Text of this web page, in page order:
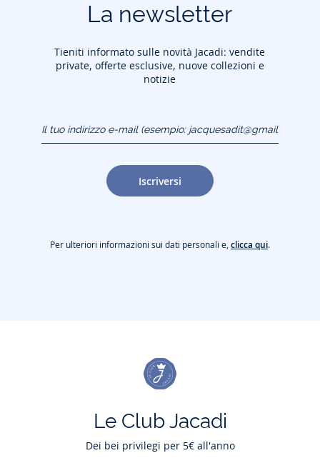
La newsletter
Tieniti informato sulle novità Jacadi: vendite
private, offerte esclusive, nuove collezioni e
notizie
(esempio:
jacquesadit@gmail.com)
Iscriversi
Per ulteriori informazioni sui dati personali e,clicca qui.
Le Club Jacadi
Dei bei privilegi per 5€ all'anno